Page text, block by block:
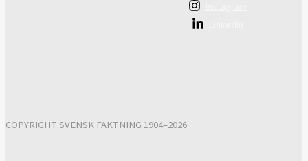
COPYRIGHT SVENSK FÄKTNING 1904–2026